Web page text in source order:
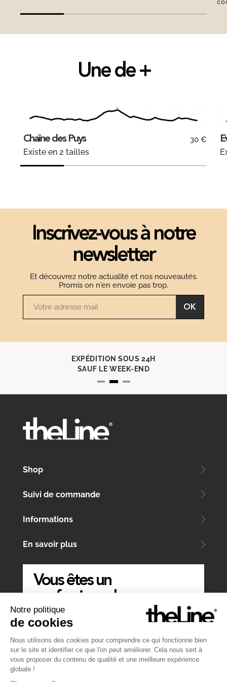
Une de +
Chaîne des Puys 30 €
Existe en 2 tailles
Inscrivez-vous à notre
newsletter
Et découvrez notre actualité et nos nouveautés.
Promis on n'en envoie pas trop.
OK
EXPÉDITION SOUS 24H
SAUF LE WEEK-END
Shop
Suivi de commande
Informations
En savoir plus
Vous êtes un
professionnel
ÉCRIVEZ-NOUS
Notre politique
de cookies
Nous utilisons des cookies pour comprendre ce qui fonctionne bien
sur le site et identifier ce que l'on peut améliorer. Cela nous sert à
vous proposer du contenu de qualité et une meilleure expérience
globale !